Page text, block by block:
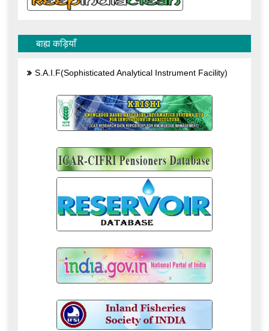
बाह्य कड़ियाँ
S.A.I.F(Sophisticated Analytical Instrument Facility)